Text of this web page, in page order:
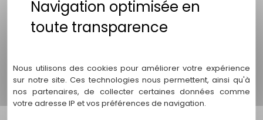
de forage. Elles permettent d'analyser la
perméabilité du sol, le niveau des nappes
3. Comment ENDEO Environnement garantit-il la
conformité réglementaire des forages ?
Nous utilisons des cookies pour améliorer votre expérience
sur notre site. Ces technologies nous permettent, ainsi qu'à
nos partenaires, de collecter certaines données comme
votre adresse IP et vos préférences de navigation.